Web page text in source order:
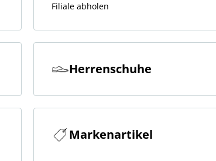
Filiale abholen
Herrenschuhe
Markenartikel